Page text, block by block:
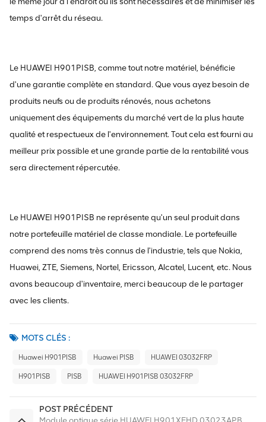
temps d'arrêt du réseau.
Le HUAWEI H901PISB, comme tout notre matériel, bénéficie
d'une garantie complète en standard. Que vous ayez besoin de
produits neufs ou de produits rénovés, nous achetons
uniquement des équipements du marché vert de la plus haute
qualité et respectueux de l'environnement. Tout cela est fourni au
meilleur prix possible et une grande partie de la rentabilité vous
sera directement répercutée.
Le HUAWEI H901PISB ne représente qu'un seul produit dans
notre portefeuille matériel de classe mondiale. Le portefeuille
comprend des noms très connus de l'industrie, tels que Nokia,
Huawei, ZTE, Siemens, Nortel, Ericsson, Alcatel, Lucent, etc. Nous
avons beaucoup d'inventaire, merci beaucoup de le partager
avec les clients.
MOTS CLÉS :
Huawei H901PISB Huawei PISB HUAWEI 03032FRP
H901PISB PISB HUAWEI H901PISB 03032FRP
POST PRÉCÉDENT